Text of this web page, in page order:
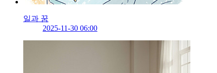
일과 꿈
2025-11-30 06:00